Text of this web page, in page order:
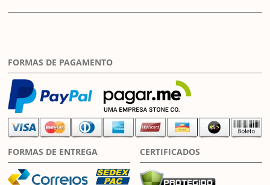
FORMAS DE PAGAMENTO
FORMAS DE ENTREGA CERTIFICADOS